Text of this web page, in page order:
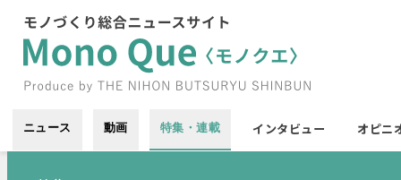
ニュース 動画 特集・連載 インタビュー オピニ